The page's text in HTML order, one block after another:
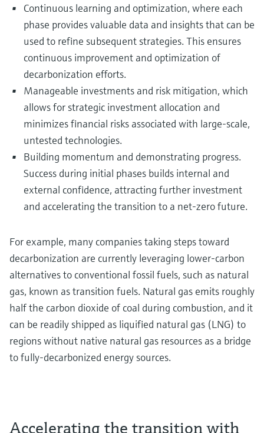
Continuous learning and optimization, where each
phase provides valuable data and insights that can be
used to refine subsequent strategies. This ensures
continuous improvement and optimization of
decarbonization efforts.
Manageable investments and risk mitigation, which
allows for strategic investment allocation and
minimizes financial risks associated with large-scale,
untested technologies.
Building momentum and demonstrating progress.
Success during initial phases builds internal and
external confidence, attracting further investment
and accelerating the transition to a net-zero future.
For example, many companies taking steps toward
decarbonization are currently leveraging lower-carbon
alternatives to conventional fossil fuels, such as natural
gas, known as transition fuels. Natural gas emits roughly
half the carbon dioxide of coal during combustion, and it
can be readily shipped as liquified natural gas (LNG) to
regions without native natural gas resources as a bridge
to fully-decarbonized energy sources.
Accelerating the transition with